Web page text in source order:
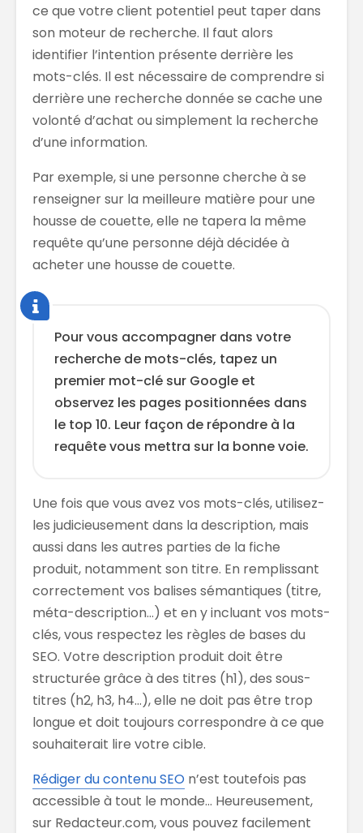
ce que votre client potentiel peut taper dans
son moteur de recherche. Il faut alors
identifier l’intention présente derrière les
mots-clés. Il est nécessaire de comprendre si
derrière une recherche donnée se cache une
volonté d’achat ou simplement la recherche
d’une information.
Par exemple, si une personne cherche à se
renseigner sur la meilleure matière pour une
housse de couette, elle ne tapera la même
requête qu’une personne déjà décidée à
acheter une housse de couette.
Pour vous accompagner dans votre
recherche de mots-clés, tapez un
premier mot-clé sur Google et
observez les pages positionnées dans
le top 10. Leur façon de répondre à la
requête vous mettra sur la bonne voie.
Une fois que vous avez vos mots-clés, utilisez-
les judicieusement dans la description, mais
aussi dans les autres parties de la fiche
produit, notamment son titre. En remplissant
correctement vos balises sémantiques (titre,
méta-description…) et en y incluant vos mots-
clés, vous respectez les règles de bases du
SEO. Votre description produit doit être
structurée grâce à des titres (h1), des sous-
titres (h2, h3, h4…), elle ne doit pas être trop
longue et doit toujours correspondre à ce que
souhaiterait lire votre cible.
Rédiger du contenu SEO n’est toutefois pas
accessible à tout le monde… Heureusement,
sur Redacteur.com, vous pouvez facilement